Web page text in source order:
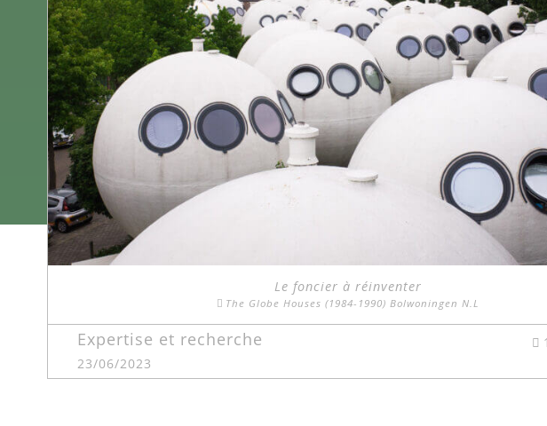
Le foncier à réinventer
The Globe Houses (1984-1990) Bolwoningen N.L
Expertise et recherche
23/06/2023